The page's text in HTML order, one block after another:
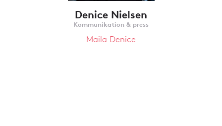
Denice Nielsen
Kommunikation & press
Maila Denice